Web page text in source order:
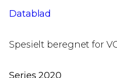
Datablad
Spesielt beregnet for
Series 2020